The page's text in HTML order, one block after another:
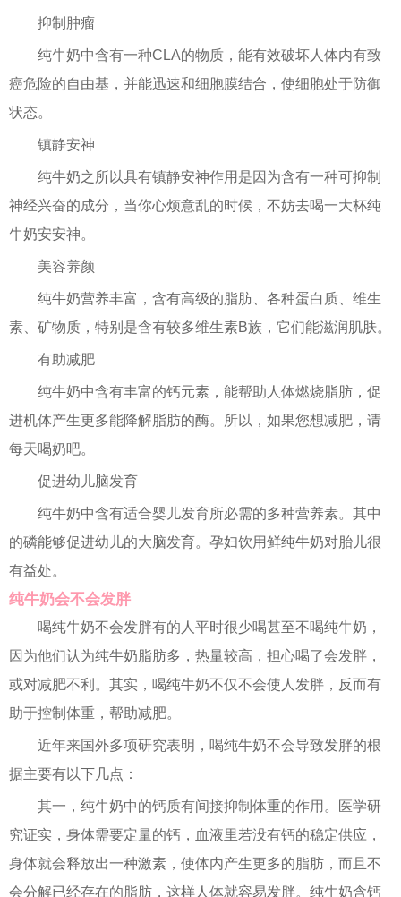
抑制肿瘤
纯牛奶中含有一种CLA的物质，能有效破坏人体内有致
癌危险的自由基，并能迅速和细胞膜结合，使细胞处于防御
状态。
镇静安神
纯牛奶之所以具有镇静安神作用是因为含有一种可抑制
神经兴奋的成分，当你心烦意乱的时候，不妨去喝一大杯纯
牛奶安安神。
美容养颜
纯牛奶营养丰富，含有高级的脂肪、各种蛋白质、维生
素、矿物质，特别是含有较多维生素B族，它们能滋润肌肤。
有助减肥
纯牛奶中含有丰富的钙元素，能帮助人体燃烧脂肪，促
进机体产生更多能降解脂肪的酶。所以，如果您想减肥，请
每天喝奶吧。
促进幼儿脑发育
纯牛奶中含有适合婴儿发育所必需的多种营养素。其中
的磷能够促进幼儿的大脑发育。孕妇饮用鲜纯牛奶对胎儿很
有益处。
纯牛奶会不会发胖
喝纯牛奶不会发胖有的人平时很少喝甚至不喝纯牛奶，
因为他们认为纯牛奶脂肪多，热量较高，担心喝了会发胖，
或对减肥不利。其实，喝纯牛奶不仅不会使人发胖，反而有
助于控制体重，帮助减肥。
近年来国外多项研究表明，喝纯牛奶不会导致发胖的根
据主要有以下几点：
其一，纯牛奶中的钙质有间接抑制体重的作用。医学研
究证实，身体需要定量的钙，血液里若没有钙的稳定供应，
身体就会释放出一种激素，使体内产生更多的脂肪，而且不
会分解已经存在的脂肪，这样人体就容易发胖。纯牛奶含钙